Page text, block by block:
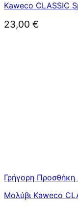
Kaweco CLASSIC
23,00 €
Γρήγορη
Μολύβι Kaweco